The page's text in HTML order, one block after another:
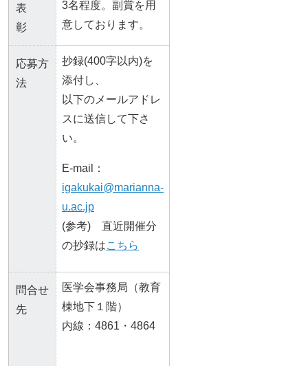
表
彰
3名程度。副賞を用
意しております。
応募方
法
抄録(400字以内)を
添付し、
以下のメールアドレ
スに送信して下さ
い。
E-mail：
igakukai@marianna-
u.ac.jp
(参考) 直近開催分
の抄録はこちら
問合せ
先
医学会事務局（教育
棟地下１階）
内線：4861・4864